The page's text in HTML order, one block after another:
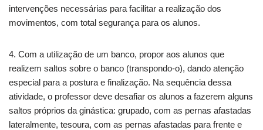
intervenções necessárias para facilitar a realização dos
movimentos, com total segurança para os alunos.
4. Com a utilização de um banco, propor aos alunos que
realizem saltos sobre o banco (transpondo-o), dando atenção
especial para a postura e finalização. Na sequência dessa
atividade, o professor deve desafiar os alunos a fazerem alguns
saltos próprios da ginástica: grupado, com as pernas afastadas
lateralmente, tesoura, com as pernas afastadas para frente e